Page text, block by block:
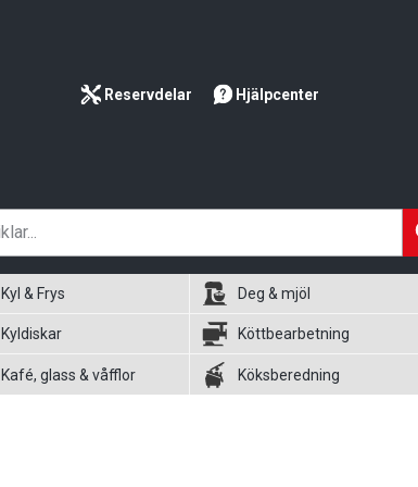
Reservdelar Hjälpcenter
Kyl & Frys Deg & mjöl
Kyldiskar Köttbearbetning
Kafé, glass & våfflor Köksberedning